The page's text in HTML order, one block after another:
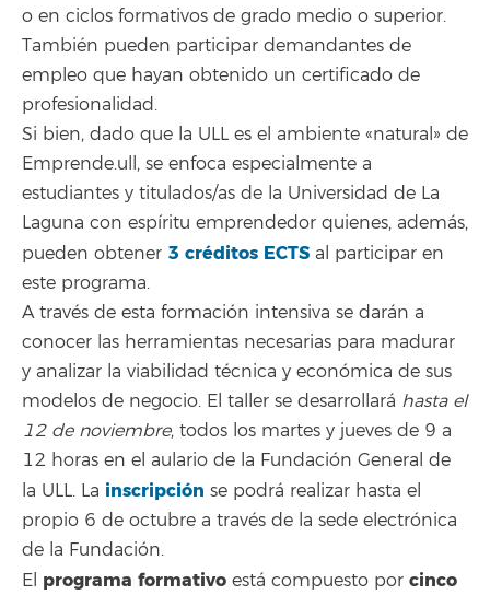
o en ciclos formativos de grado medio o superior.
También pueden participar demandantes de
empleo que hayan obtenido un certificado de
profesionalidad.
Si bien, dado que la ULL es el ambiente «natural» de
Emprende.ull, se enfoca especialmente a
estudiantes y titulados/as de la Universidad de La
Laguna con espíritu emprendedor quienes, además,
pueden obtener 3 créditos ECTS al participar en
este programa.
A través de esta formación intensiva se darán a
conocer las herramientas necesarias para madurar
y analizar la viabilidad técnica y económica de sus
modelos de negocio. El taller se desarrollará hasta el
12 de noviembre, todos los martes y jueves de 9 a
12 horas en el aulario de la Fundación General de
la ULL. La inscripción se podrá realizar hasta el
propio 6 de octubre a través de la sede electrónica
de la Fundación.
El programa formativo está compuesto por cinco